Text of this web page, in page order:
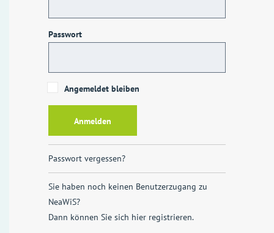
Passwort
Angemeldet bleiben
Passwort vergessen?
Sie haben noch keinen Benutzerzugang zu
NeaWiS?
Dann können Sie sich hier registrieren.